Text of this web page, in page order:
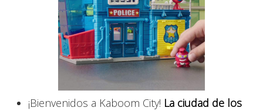
¡Bienvenidos a Kaboom City! La ciudad de los